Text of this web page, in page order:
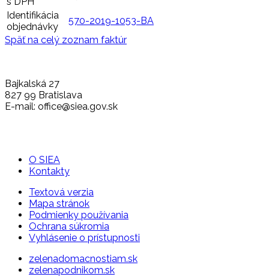
Identifikácia
objednávky
570-2019-1053-BA
Späť na celý zoznam faktúr
Bajkalská 27
827 99 Bratislava
E-mail: office@siea.gov.sk
O SIEA
Kontakty
Textová verzia
Mapa stránok
Podmienky používania
Ochrana súkromia
Vyhlásenie o prístupnosti
zelenadomacnostiam.sk
zelenapodnikom.sk